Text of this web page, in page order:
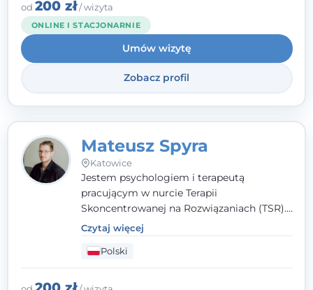
źródła trudności i spojrzeć na nie inaczej
niż dotąd.
od 200 zł/ wizyta
ONLINE I STACJONARNIE
Umów wizytę
Zobacz profil
Mateusz Spyra
Katowice
Jestem psychologiem i terapeutą
pracującym w nurcie Terapii
Skoncentrowanej na Rozwiązaniach (TSR).
Towarzyszę młodzieży i dorosłym z
empatią, zrozumieniem i bez oceniania.
Daję przestrzeń do bycia sobą, bo wiem, że
w każdym człowieku jest coś wyjątkowego.
Czytaj więcej
Polski